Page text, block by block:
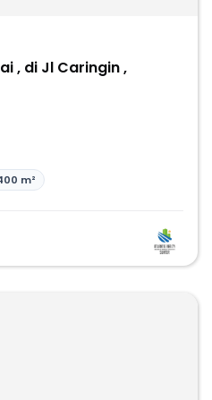
, di Jl Caringin ,
m²